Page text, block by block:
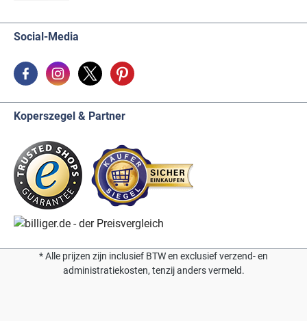
Social-Media
Koperszegel & Partner
* Alle prijzen zijn inclusief BTW en exclusief verzend- en
administratiekosten, tenzij anders vermeld.